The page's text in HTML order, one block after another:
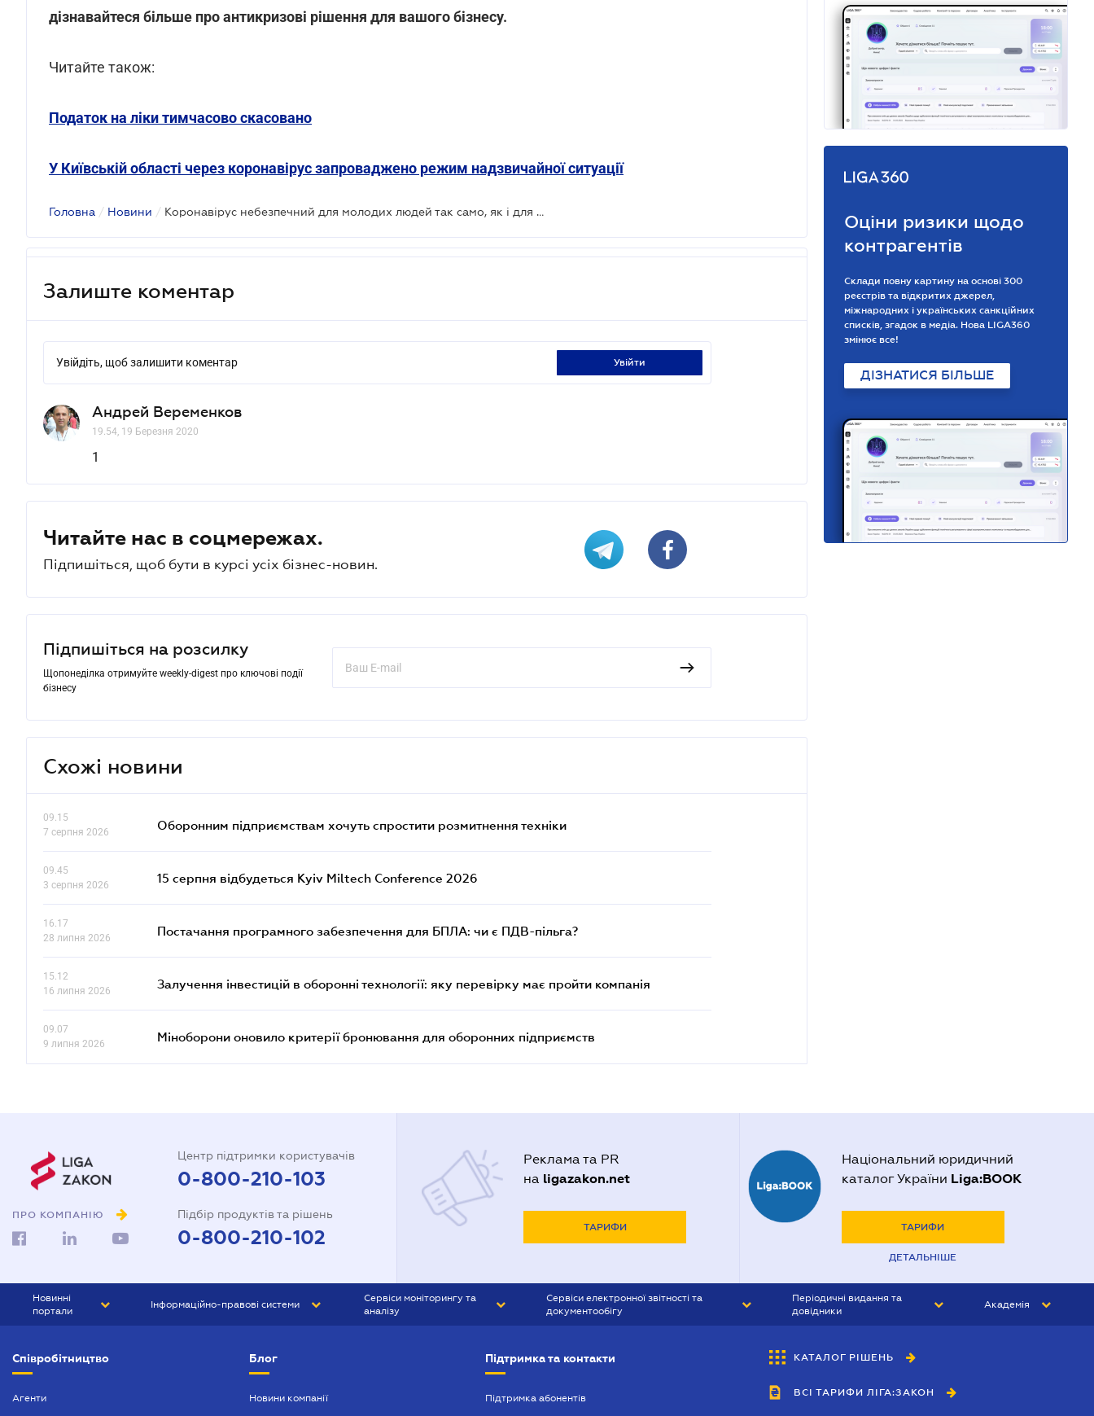
дізнавайтеся більше про антикризові рішення для вашого бізнесу.
Читайте також:
Податок на ліки тимчасово скасовано
У Київській області через коронавірус запроваджено режим надзвичайної ситуації
Головна / Новини / Коронавірус небезпечний для молодих людей так само, як і для літніх - Bloomberg
Залиште коментар
Увійдіть, щоб залишити коментар увійти
Андрей Веременков
19.54, 19 Березня 2020
1
Читайте нас в соцмережах.
Підпишіться, щоб бути в курсі усіх бізнес-новин.
Підпишіться на розсилку
Щопонеділка отримуйте weekly-digest про ключові події
бізнесу
Схожі новини
09.15
7 серпня 2026
Оборонним підприємствам хочуть спростити розмитнення техніки
09.45
3 серпня 2026
15 серпня відбудеться Kyiv Miltech Conference 2026
16.17
28 липня 2026
Постачання програмного забезпечення для БПЛА: чи є ПДВ-пільга?
15.12
16 липня 2026
Залучення інвестицій в оборонні технології: яку перевірку має пройти компанія
09.07
9 липня 2026
Міноборони оновило критерії бронювання для оборонних підприємств
Оціни ризики щодо
контрагентів
Склади повну картину на основі 300
реєстрів та відкритих джерел,
міжнародних і українських санкційних
списків, згадок в медіа. Нова LIGA360
змінює все!
ДІЗНАТИСЯ БІЛЬШЕ
ПРО КОМПАНІЮ
Центр підтримки користувачів
0-800-210-103
Підбір продуктів та рішень
0-800-210-102
Реклама та PR
на ligazakon.net
ТАРИФИ
Національний юридичний
каталог України Liga:BOOK
ТАРИФИ
ДЕТАЛЬНІШЕ
Новинні
портали
БІЗНЕС
Інформаційно-правові системи
Сервіси моніторингу та
аналізу
Сервіси електронної звітності та
документообігу
Періодичні видання та
довідники
БУХГАЛТЕР&ЗАКОН
ВІСНИК МСФЗ
Академія
Співробітництво
Агенти
Блог
Новини компанії
Підтримка та контакти
Підтримка абонентів
КАТАЛОГ РІШЕНЬ
ВСІ ТАРИФИ ЛІГА:ЗАКОН